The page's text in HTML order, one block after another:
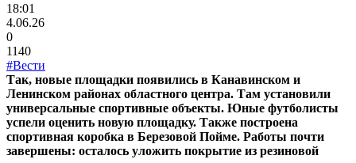
18:01
4.06.26
0
1140
#Вести
Так, новые площадки появились в Канавинском и
Ленинском районах областного центра. Там установили
универсальные спортивные объекты. Юные футболисты
успели оценить новую площадку. Также построена
спортивная коробка в Березовой Пойме. Работы почти
завершены: осталось уложить покрытие из резиновой